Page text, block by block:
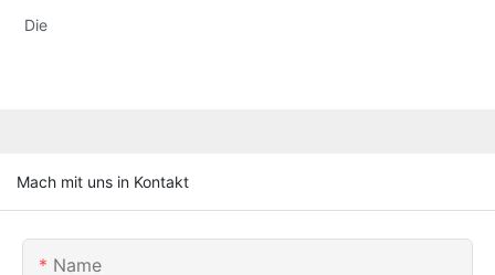
Die
Mach mit uns in Kontakt
Name